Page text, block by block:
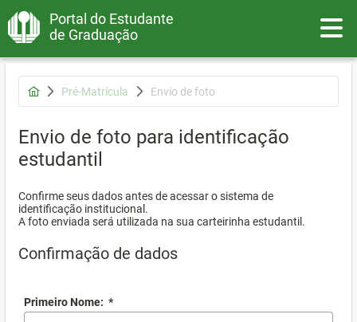
Portal do Estudante
de Graduação
Pré-Matrícula Envio de foto
Envio de foto para identificação
estudantil
Confirme seus dados antes de acessar o sistema de
identificação institucional.
A foto enviada será utilizada na sua carteirinha estudantil.
Confirmação de dados
Primeiro Nome: *